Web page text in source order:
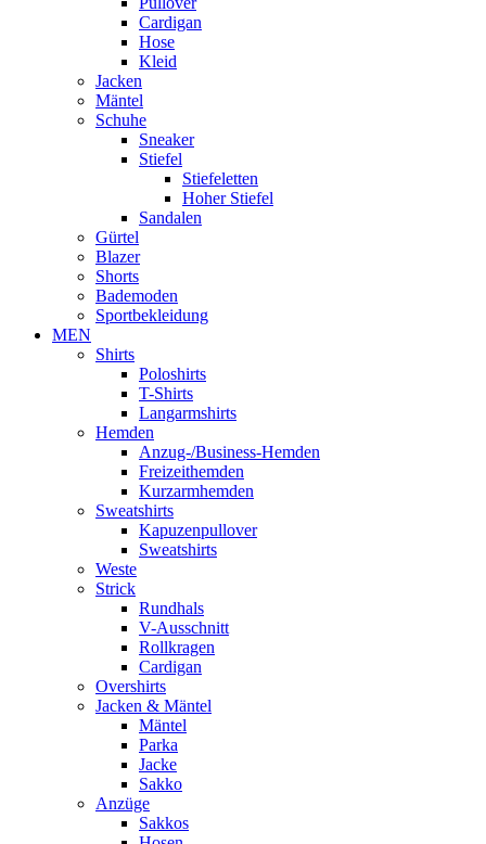
Cardigan
Hose
Kleid
Jacken
Mäntel
Schuhe
Sneaker
Stiefel
Stiefeletten
Hoher Stiefel
Sandalen
Gürtel
Blazer
Shorts
Bademoden
Sportbekleidung
MEN
Shirts
Poloshirts
T-Shirts
Langarmshirts
Hemden
Anzug-/Business-Hemden
Freizeithemden
Kurzarmhemden
Sweatshirts
Kapuzenpullover
Sweatshirts
Weste
Strick
Rundhals
V-Ausschnitt
Rollkragen
Cardigan
Overshirts
Jacken & Mäntel
Mäntel
Parka
Jacke
Sakko
Anzüge
Sakkos